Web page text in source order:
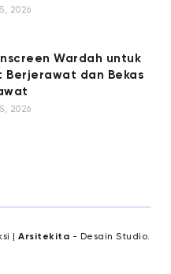
2026
Wardah untuk
Berjerawat dan Bekas
2026
|Arsitekita - Desain Studio.